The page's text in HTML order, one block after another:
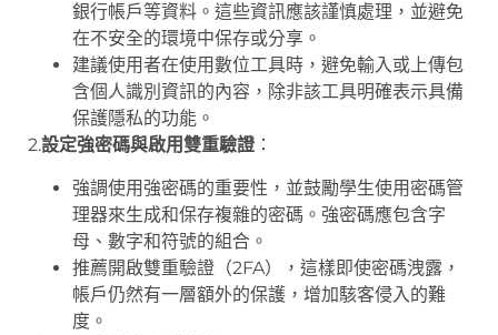
銀行帳戶等資料。這些資訊應該謹慎處理，並避免
在不安全的環境中保存或分享。
建議使用者在使用數位工具時，避免輸入或上傳包
含個人識別資訊的內容，除非該工具明確表示具備
保護隱私的功能。
2.設定強密碼與啟用雙重驗證 ：
強調使用強密碼的重要性，並鼓勵學生使用密碼管
理器來生成和保存複雜的密碼。強密碼應包含字
母、數字和符號的組合。
推薦開啟雙重驗證（2FA），這樣即使密碼洩露，
帳戶仍然有一層額外的保護，增加駭客侵入的難
度。